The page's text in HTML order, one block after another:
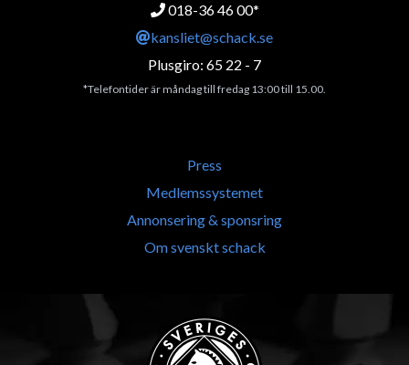
018-36 46 00*
kansliet@schack.se
Plusgiro: 65 22 - 7
*Telefontider är måndag till fredag 13:00 till 15.00.
Press
Medlemssystemet
Annonsering & sponsring
Om svenskt schack